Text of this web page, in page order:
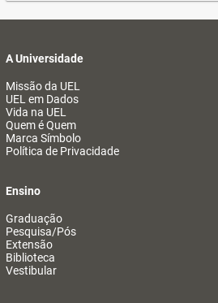
A Universidade
Missão da UEL
UEL em Dados
Vida na UEL
Quem é Quem
Marca Símbolo
Política de Privacidade
Ensino
Graduação
Pesquisa/Pós
Extensão
Biblioteca
Vestibular